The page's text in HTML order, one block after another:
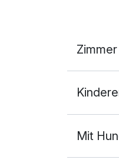
2
Mit